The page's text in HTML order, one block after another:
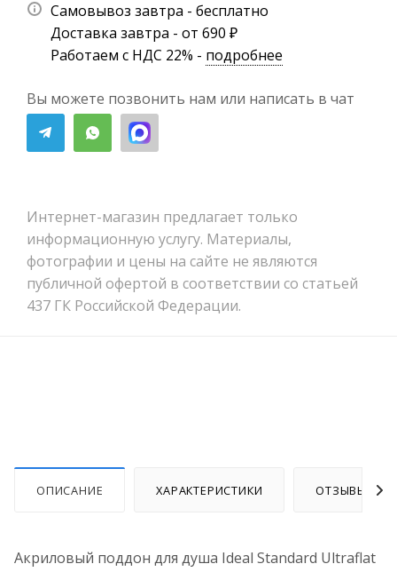
Самовывоз завтра - бесплатно
Доставка завтра - от 690 ₽
Работаем с НДС 22% - подробнее
Вы можете позвонить нам или написать в чат
Интернет-магазин предлагает только
информационную услугу. Материалы,
фотографии и цены на сайте не являются
публичной офертой в соответствии со статьей
437 ГК Российской Федерации.
ОПИСАНИЕ ХАРАКТЕРИСТИКИ ОТЗЫВЫ
Акриловый поддон для душа Ideal Standard Ultraflat